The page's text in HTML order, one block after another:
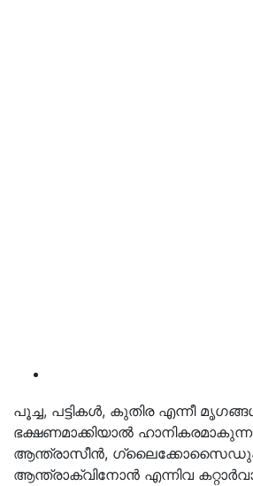
പൂച്ച, പട്ടികള്‍, കുതിര എന്നീ
ഭക്ഷണമാക്കിയാല്‍
ആന്ത്രാസീന്‍,
ആന്ത്രാക്വിനോന്‍ എന്നിവ